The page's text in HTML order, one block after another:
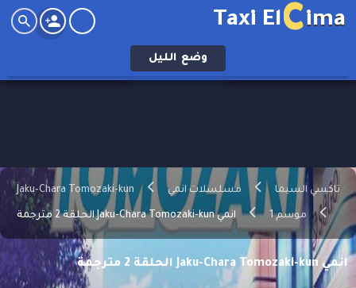
Taxi ElCima
وضع الليل
تاكسي السيما مسلسلات انمي Jaku-Chara Tomozaki-kun
موسم 1 انمي Jaku-Chara Tomozaki-kun الحلقة 2 مترجمة
انمي Jaku-Chara Tomozaki-kun الحلقة 2 مترجمة